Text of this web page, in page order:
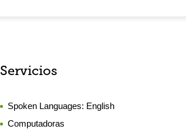
Servicios
Spoken Languages: English
Computadoras